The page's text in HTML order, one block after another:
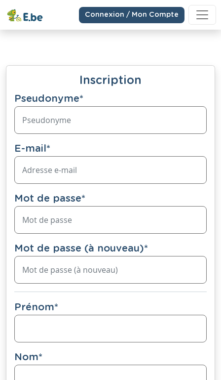
Connexion / Mon Compte
Inscription
Pseudonyme*
E-mail*
Mot de passe*
Mot de passe (à nouveau)*
Prénom*
Nom*